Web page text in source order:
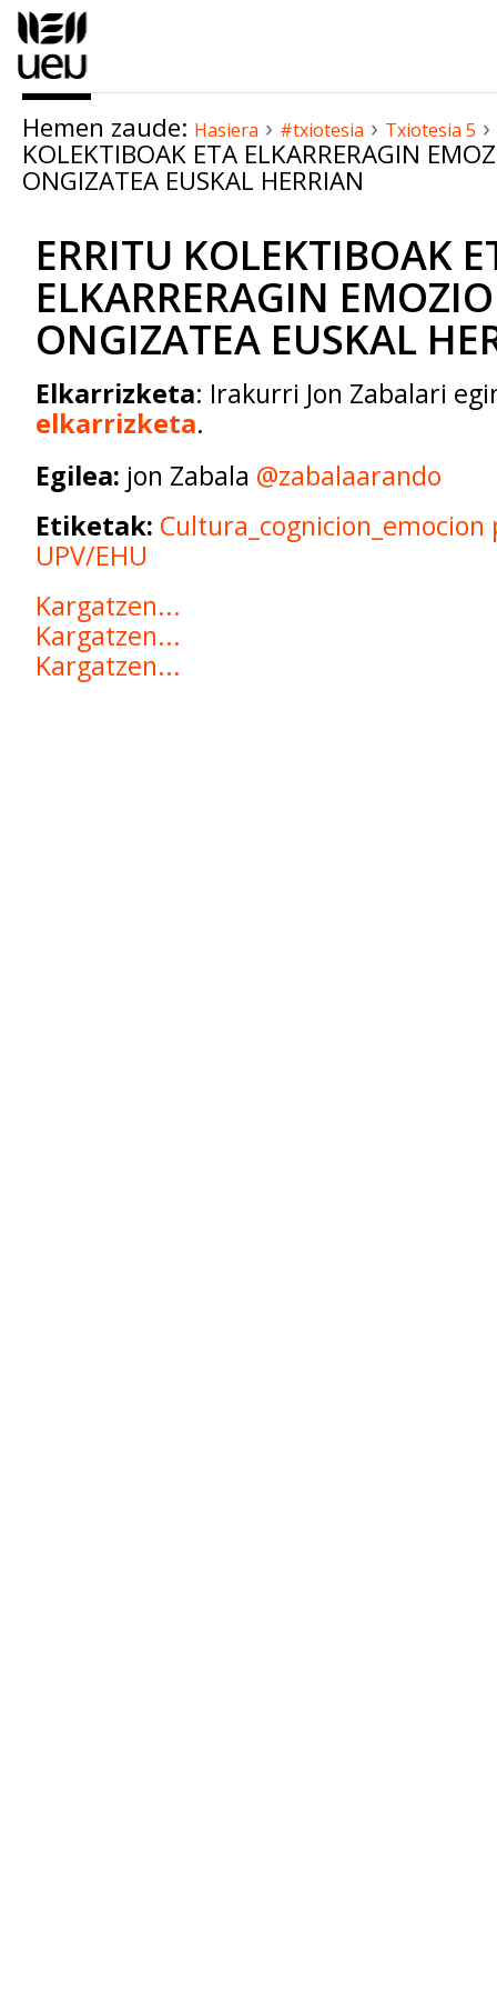
Hemen zaude: Hasiera › #txiotesia › Txiotesia 5 ›
KOLEKTIBOAK ETA ELKARRERAGIN
ONGIZATEA EUSKAL HERRIAN
ERRITU KOLEKTIBOAK
ELKARRERAGIN
ONGIZATEA EUSKAL
Elkarrizketa: Irakurri Jon Zabalari
elkarrizketa.
Egilea: jon Zabala @zabalaarando
Etiketak: Cultura_cognicion_emocion
UPV/EHU
Kargatzen...
Kargatzen...
Kargatzen...